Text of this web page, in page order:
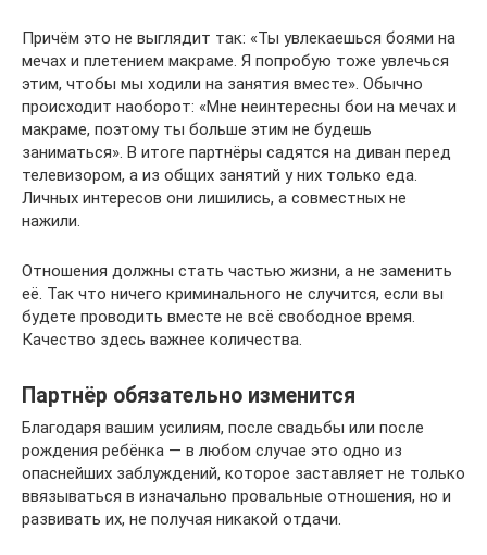
Причём это не выглядит так: «Ты увлекаешься боями на
мечах и плетением макраме. Я попробую тоже увлечься
этим, чтобы мы ходили на занятия вместе». Обычно
происходит наоборот: «Мне неинтересны бои на мечах и
макраме, поэтому ты больше этим не будешь
заниматься». В итоге партнёры садятся на диван перед
телевизором, а из общих занятий у них только еда.
Личных интересов они лишились, а совместных не
нажили.
Отношения должны стать частью жизни, а не заменить
её. Так что ничего криминального не случится, если вы
будете проводить вместе не всё свободное время.
Качество здесь важнее количества.
Партнёр обязательно изменится
Благодаря вашим усилиям, после свадьбы или после
рождения ребёнка — в любом случае это одно из
опаснейших заблуждений, которое заставляет не только
ввязываться в изначально провальные отношения, но и
развивать их, не получая никакой отдачи.